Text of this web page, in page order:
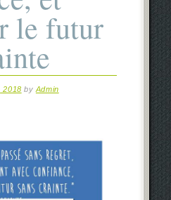
le futur
2018 byAdmin